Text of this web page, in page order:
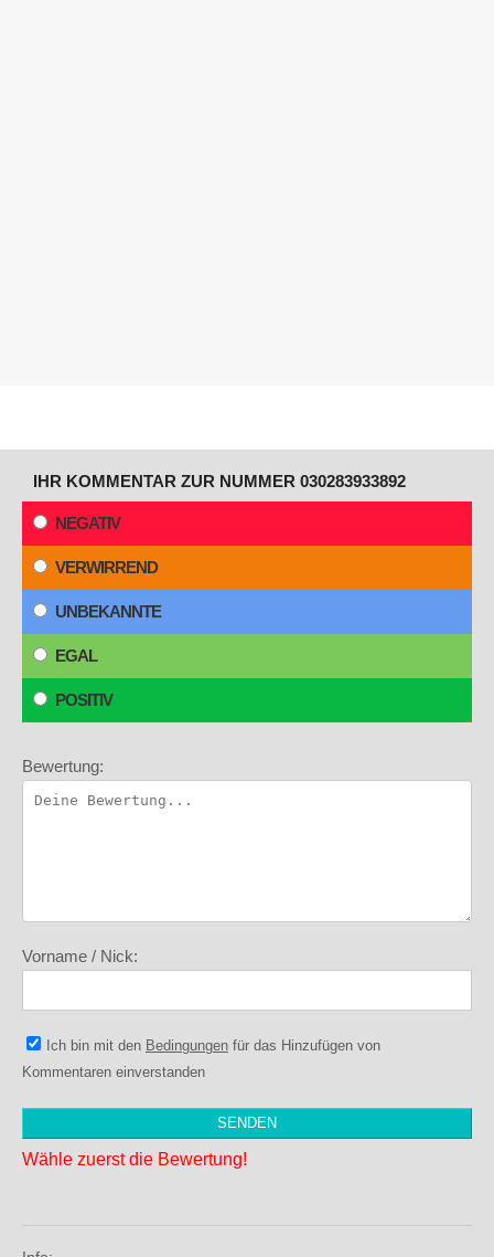
IHR KOMMENTAR ZUR NUMMER 030283933892
NEGATIV
VERWIRREND
UNBEKANNTE
EGAL
POSITIV
Bewertung:
Vorname / Nick:
Ich bin mit den Bedingungen für das Hinzufügen von
Kommentaren einverstanden
Wähle zuerst die Bewertung!